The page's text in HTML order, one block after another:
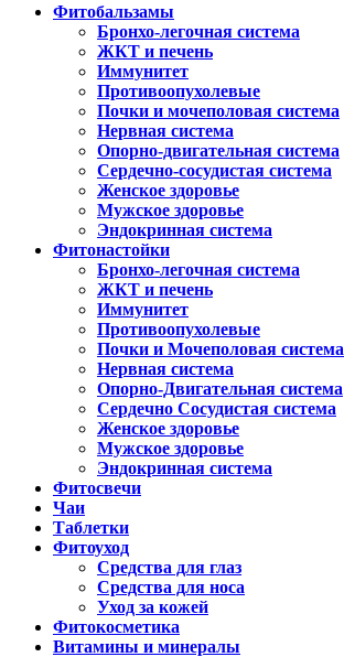
Фитобальзамы
Бронхо-легочная система
ЖКТ и печень
Иммунитет
Противоопухолевые
Почки и мочеполовая система
Нервная система
Опорно-двигательная система
Сердечно-сосудистая система
Женское здоровье
Мужское здоровье
Эндокринная система
Фитонастойки
Бронхо-легочная система
ЖКТ и печень
Иммунитет
Противоопухолевые
Почки и Мочеполовая система
Нервная система
Опорно-Двигательная система
Сердечно Сосудистая система
Женское здоровье
Мужское здоровье
Эндокринная система
Фитосвечи
Чаи
Таблетки
Фитоуход
Средства для глаз
Средства для носа
Уход за кожей
Фитокосметика
Витамины и минералы